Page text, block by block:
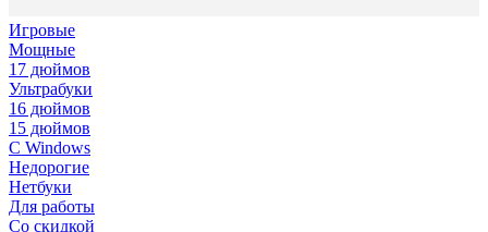
Игровые
Мощные
17 дюймов
Ультрабуки
16 дюймов
15 дюймов
С Windows
Недорогие
Нетбуки
Для работы
Со скидкой